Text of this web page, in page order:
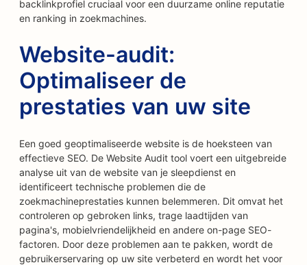
backlinkprofiel cruciaal voor een duurzame online reputatie
en ranking in zoekmachines.
Website-audit:
Optimaliseer de
prestaties van uw site
Een goed geoptimaliseerde website is de hoeksteen van
effectieve SEO. De Website Audit tool voert een uitgebreide
analyse uit van de website van je sleepdienst en
identificeert technische problemen die de
zoekmachineprestaties kunnen belemmeren. Dit omvat het
controleren op gebroken links, trage laadtijden van
pagina's, mobielvriendelijkheid en andere on-page SEO-
factoren. Door deze problemen aan te pakken, wordt de
gebruikerservaring op uw site verbeterd en wordt het voor